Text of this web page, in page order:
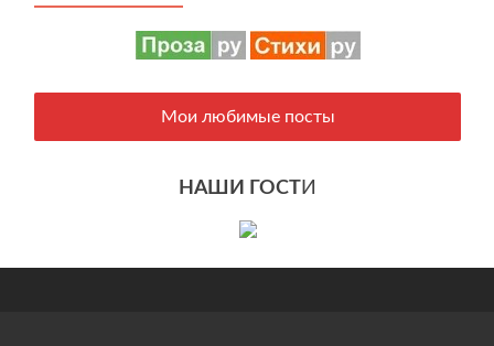
Мои любимые посты
НАШИ ГОСТИ